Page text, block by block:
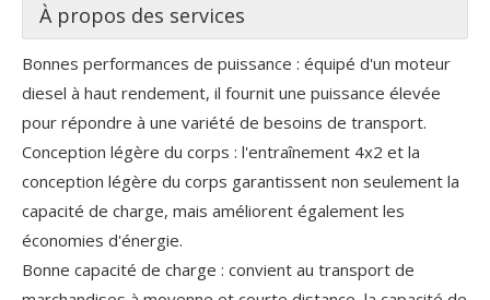
À propos des services
Bonnes performances de puissance : équipé d'un moteur
diesel à haut rendement, il fournit une puissance élevée
pour répondre à une variété de besoins de transport.
Conception légère du corps : l'entraînement 4x2 et la
conception légère du corps garantissent non seulement la
capacité de charge, mais améliorent également les
économies d'énergie.
Bonne capacité de charge : convient au transport de